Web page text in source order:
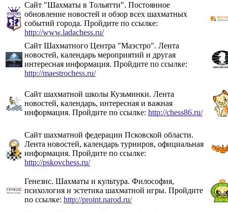
Сайт "Шахматы в Тольятти". Постоянное
обновление новостей и обзор всех шахматных
событий города. Пройдите по ссылке:
http://www.ladachess.ru/
Сайт Шахматного Центра "Маэстро". Лента
новостей, календарь мероприятий и другая
интересная информация. Пройдите по ссылке:
http://maestrochess.ru/
Сайт шахматной школы Кузьминки. Лента
новостей, календарь, интересная и важная
информация. Пройдите по ссылке: http://chess86.ru/
Сайт шахматной федерации Псковской области.
Лента новостей, календарь турниров, официальная
информация. Пройдите по ссылке:
http://pskovchess.ru/
Генезис. Шахматы и культура. Философия,
психология и эстетика шахматной игры. Пройдите
по ссылке: http://proint.narod.ru/